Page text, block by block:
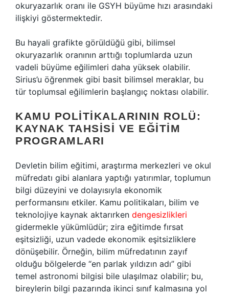
okuryazarlık oranı ile GSYH büyüme hızı arasındaki
ilişkiyi göstermektedir.
Bu hayali grafikte görüldüğü gibi, bilimsel
okuryazarlık oranının arttığı toplumlarda uzun
vadeli büyüme eğilimleri daha yüksek olabilir.
Sirius’u öğrenmek gibi basit bilimsel meraklar, bu
tür toplumsal eğilimlerin başlangıç noktası olabilir.
KAMU POLITIKALARININ ROLÜ:
KAYNAK TAHSISI VE EĞITIM
PROGRAMLARI
Devletin bilim eğitimi, araştırma merkezleri ve okul
müfredatı gibi alanlara yaptığı yatırımlar, toplumun
bilgi düzeyini ve dolayısıyla ekonomik
performansını etkiler. Kamu politikaları, bilim ve
teknolojiye kaynak aktarırken dengesizlikleri
gidermekle yükümlüdür; zira eğitimde fırsat
eşitsizliği, uzun vadede ekonomik eşitsizliklere
dönüşebilir. Örneğin, bilim müfredatının zayıf
olduğu bölgelerde “en parlak yıldızın adı” gibi
temel astronomi bilgisi bile ulaşılmaz olabilir; bu,
bireylerin bilgi pazarında ikinci sınıf kalmasına yol